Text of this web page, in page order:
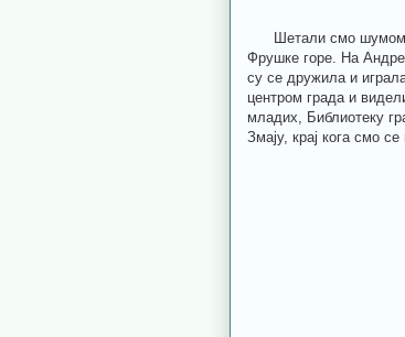
Шетали смо шумом и
Фрушке горе. На
су се дружила и
центром града и
младих, Библиотеку
Змају, крај кога смо